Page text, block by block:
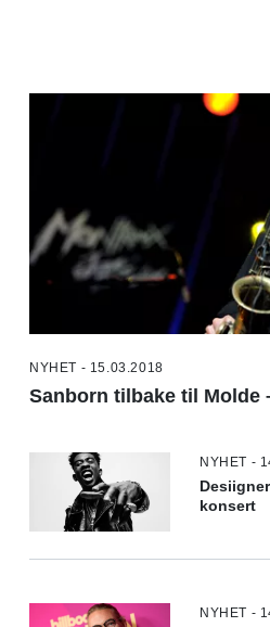
NYHET - 15.03.2018
Sanborn tilbake til Molde
NYHET -
konsert
NYHET -